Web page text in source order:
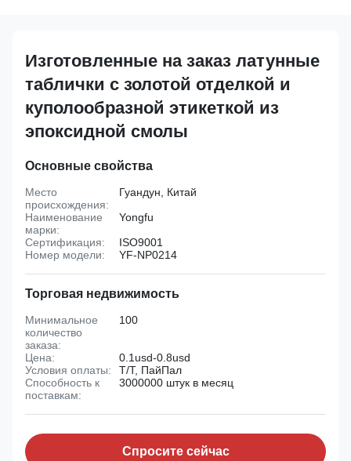
Изготовленные на заказ латунные
таблички с золотой отделкой и
куполообразной этикеткой из
эпоксидной смолы
Основные свойства
Место
происхождения:
Гуандун, Китай
Наименование
марки:
Yongfu
Сертификация:
ISO9001
Номер модели:
YF-NP0214
Торговая недвижимость
Минимальное
количество
заказа:
100
Цена:
0.1usd-0.8usd
Условия оплаты:
Т/Т, ПайПал
Способность к
поставкам:
3000000 штук в месяц
Спросите сейчас